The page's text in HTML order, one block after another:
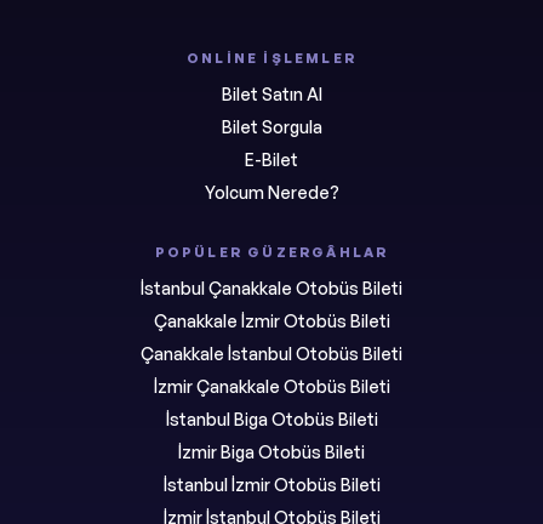
ONLINE İŞLEMLER
Bilet Satın Al
Bilet Sorgula
E-Bilet
Yolcum Nerede?
POPÜLER GÜZERGÂHLAR
İstanbul Çanakkale Otobüs Bileti
Çanakkale İzmir Otobüs Bileti
Çanakkale İstanbul Otobüs Bileti
İzmir Çanakkale Otobüs Bileti
İstanbul Biga Otobüs Bileti
İzmir Biga Otobüs Bileti
İstanbul İzmir Otobüs Bileti
İzmir İstanbul Otobüs Bileti